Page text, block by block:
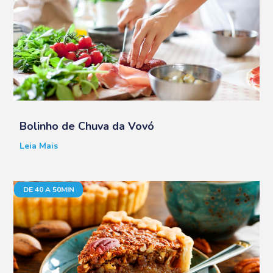
Bolinho de Chuva da Vovó
Leia Mais
DE 40 A 50MIN